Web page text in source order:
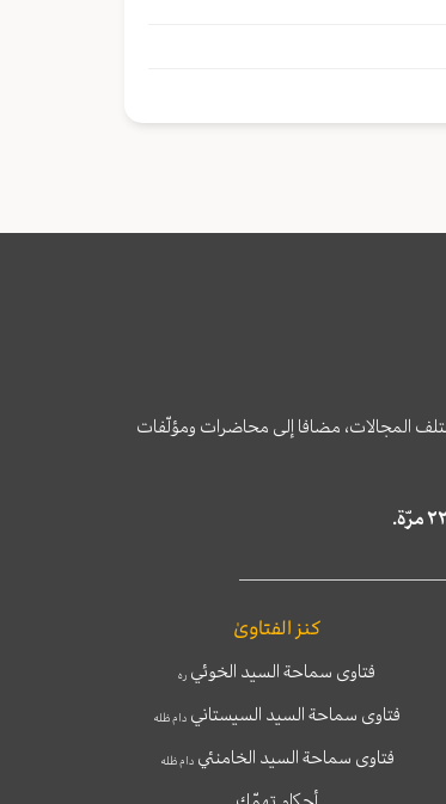
المجالات، مضافا إلى محاضرات ومؤلّفات
كنز الفتاوىٰ
فتاوى سماحة السيد الخوئي ره
فتاوى سماحة السيد السيستاني دام ظله
فتاوى سماحة السيد الخامنئيدام ظله